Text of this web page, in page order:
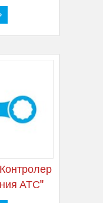
АТС"